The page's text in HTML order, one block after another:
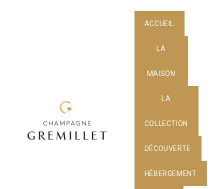
ACCUEIL
LA
MAISON
LA
COLLECTION
DÉCOUVERTE
HÉBERGEMENT